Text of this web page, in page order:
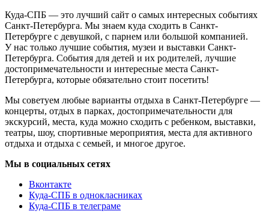
Куда-СПБ — это лучший сайт о самых интересных событиях
Санкт-Петербурга. Мы знаем куда сходить в Санкт-
Петербурге с девушкой, с парнем или большой компанией.
У нас только лучшие события, музеи и выставки Санкт-
Петербурга. События для детей и их родителей, лучшие
достопримечательности и интересные места Санкт-
Петербурга, которые обязательно стоит посетить!
Мы советуем любые варианты отдыха в Санкт-Петербурге —
концерты, отдых в парках, достопримечательности для
экскурсий, места, куда можно сходить с ребенком, выставки,
театры, шоу, спортивные мероприятия, места для активного
отдыха и отдыха с семьей, и многое другое.
Мы в социальных сетях
Вконтакте
Куда-СПБ в однокласниках
Куда-СПБ в телеграме